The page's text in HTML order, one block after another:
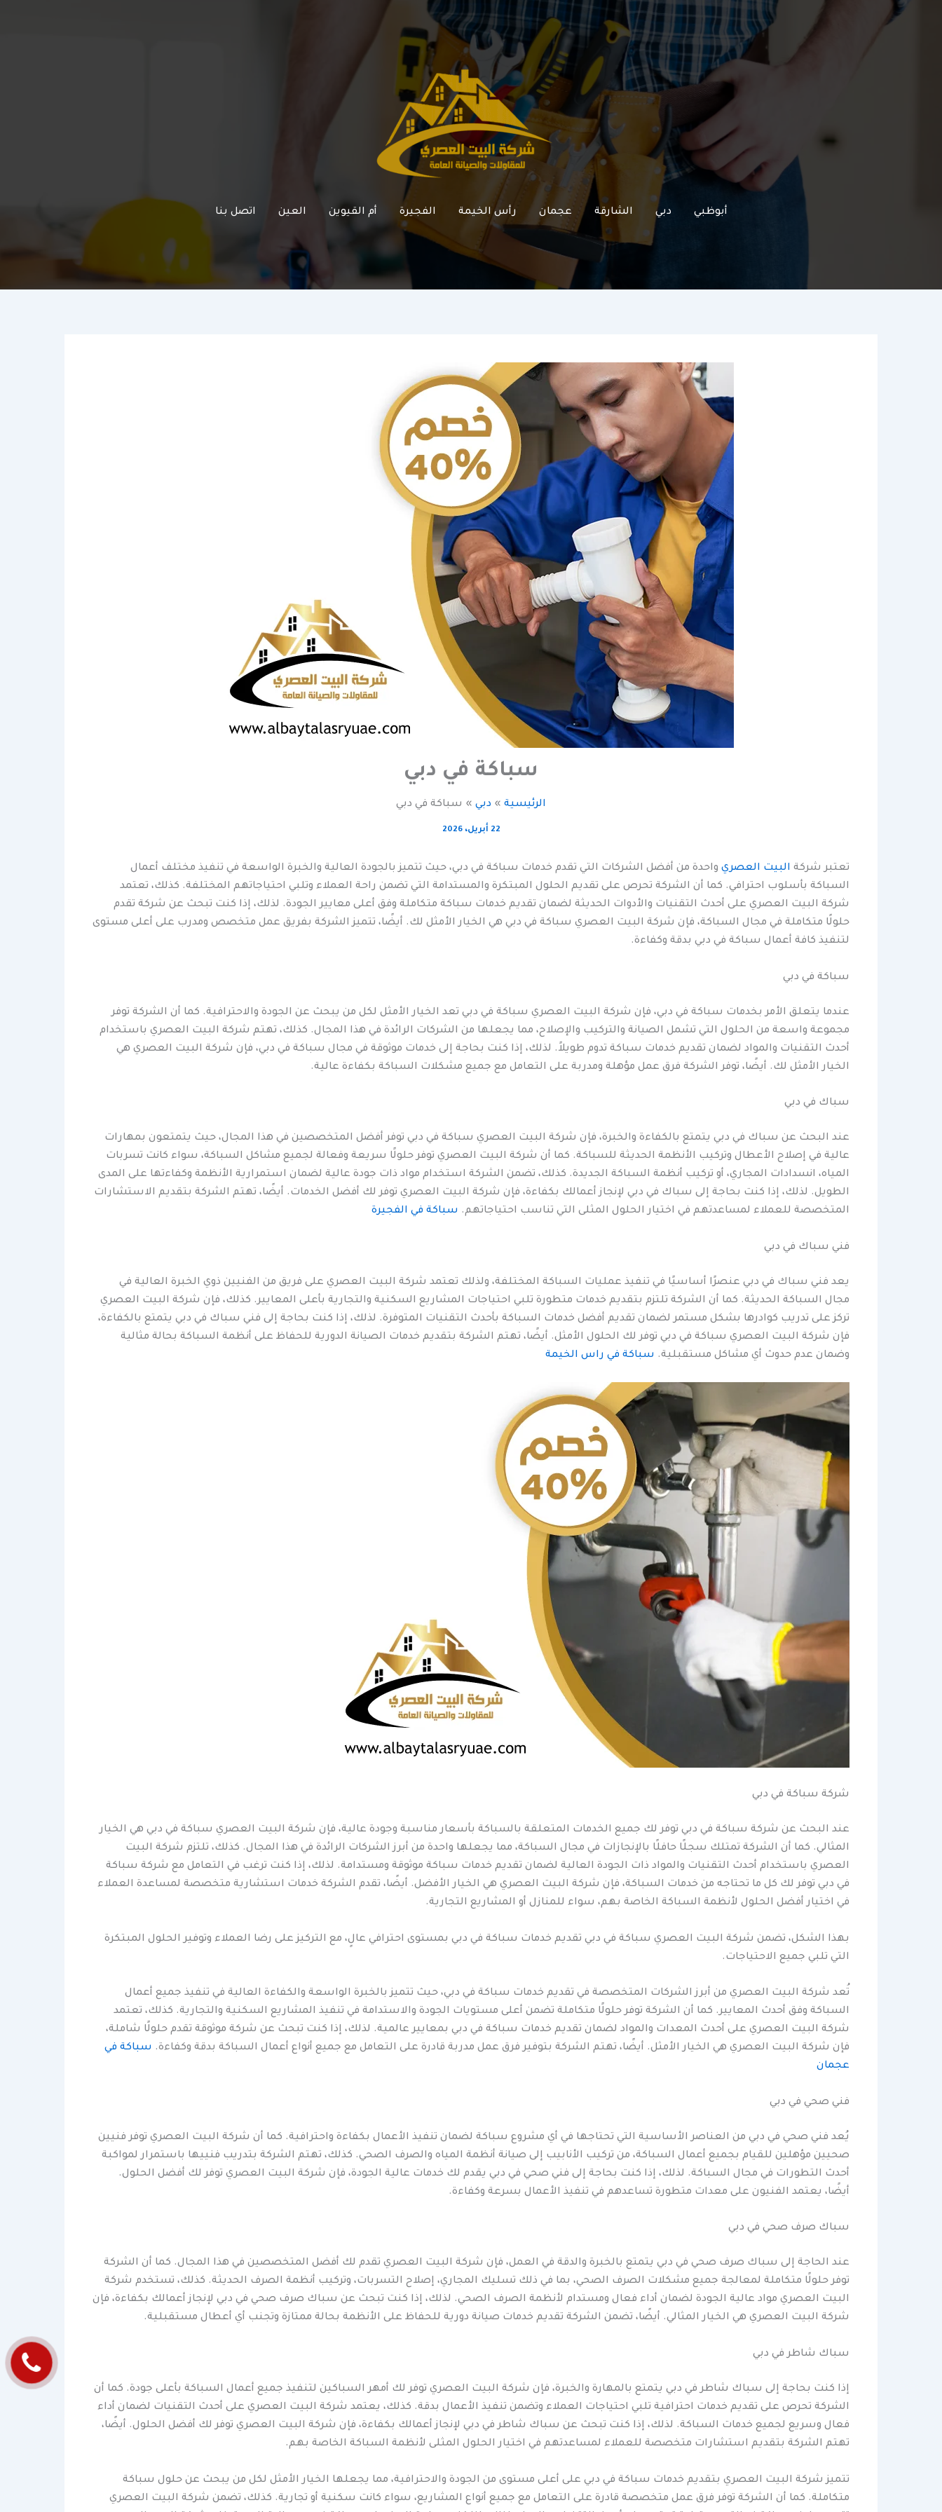
أبوظبي دبي الشارقة عجمان رأس الخيمة الفجيرة أم القيوين العين اتصل بنا
سباكة في دبي
الرئيسية دبي سباكة في دبي
22 أبريل، 2026
تعتبر شركة البيت العصري واحدة من أفضل الشركات التي تقدم خدمات سباكة في دبي، حيث تتميز بالجودة العالية والخبرة الواسعة في تنفيذ مختلف أعمال
السباكة بأسلوب احترافي. كما أن الشركة تحرص على تقديم الحلول المبتكرة والمستدامة التي تضمن راحة العملاء وتلبي احتياجاتهم المختلفة. كذلك، تعتمد
شركة البيت العصري على أحدث التقنيات والأدوات الحديثة لضمان تقديم خدمات سباكة متكاملة وفق أعلى معايير الجودة. لذلك، إذا كنت تبحث عن شركة تقدم
حلولًا متكاملة في مجال السباكة، فإن شركة البيت العصري سباكة في دبي هي الخيار الأمثل لك. أيضًا، تتميز الشركة بفريق عمل متخصص ومدرب على أعلى مستوى
لتنفيذ كافة أعمال سباكة في دبي بدقة وكفاءة.
سباكة في دبي
عندما يتعلق الأمر بخدمات سباكة في دبي، فإن شركة البيت العصري سباكة في دبي تعد الخيار الأمثل لكل من يبحث عن الجودة والاحترافية. كما أن الشركة توفر
مجموعة واسعة من الحلول التي تشمل الصيانة والتركيب والإصلاح، مما يجعلها من الشركات الرائدة في هذا المجال. كذلك، تهتم شركة البيت العصري باستخدام
أحدث التقنيات والمواد لضمان تقديم خدمات سباكة تدوم طويلاً. لذلك، إذا كنت بحاجة إلى خدمات موثوقة في مجال سباكة في دبي، فإن شركة البيت العصري هي
الخيار الأمثل لك. أيضًا، توفر الشركة فرق عمل مؤهلة ومدربة على التعامل مع جميع مشكلات السباكة بكفاءة عالية.
سباك في دبي
عند البحث عن سباك في دبي يتمتع بالكفاءة والخبرة، فإن شركة البيت العصري سباكة في دبي توفر أفضل المتخصصين في هذا المجال، حيث يتمتعون بمهارات
عالية في إصلاح الأعطال وتركيب الأنظمة الحديثة للسباكة. كما أن شركة البيت العصري توفر حلولًا سريعة وفعالة لجميع مشاكل السباكة، سواء كانت تسربات
المياه، انسدادات المجاري، أو تركيب أنظمة السباكة الجديدة. كذلك، تضمن الشركة استخدام مواد ذات جودة عالية لضمان استمرارية الأنظمة وكفاءتها على المدى
الطويل. لذلك، إذا كنت بحاجة إلى سباك في دبي لإنجاز أعمالك بكفاءة، فإن شركة البيت العصري توفر لك أفضل الخدمات. أيضًا، تهتم الشركة بتقديم الاستشارات
المتخصصة للعملاء لمساعدتهم في اختيار الحلول المثلى التي تناسب احتياجاتهم. سباكة في الفجيرة
فني سباك في دبي
يعد فني سباك في دبي عنصرًا أساسيًا في تنفيذ عمليات السباكة المختلفة، ولذلك تعتمد شركة البيت العصري على فريق من الفنيين ذوي الخبرة العالية في
مجال السباكة الحديثة. كما أن الشركة تلتزم بتقديم خدمات متطورة تلبي احتياجات المشاريع السكنية والتجارية بأعلى المعايير. كذلك، فإن شركة البيت العصري
تركز على تدريب كوادرها بشكل مستمر لضمان تقديم أفضل خدمات السباكة بأحدث التقنيات المتوفرة. لذلك، إذا كنت بحاجة إلى فني سباك في دبي يتمتع بالكفاءة،
فإن شركة البيت العصري سباكة في دبي توفر لك الحلول الأمثل. أيضًا، تهتم الشركة بتقديم خدمات الصيانة الدورية للحفاظ على أنظمة السباكة بحالة مثالية
وضمان عدم حدوث أي مشاكل مستقبلية. سباكة في راس الخيمة
شركة سباكة في دبي
عند البحث عن شركة سباكة في دبي توفر لك جميع الخدمات المتعلقة بالسباكة بأسعار مناسبة وجودة عالية، فإن شركة البيت العصري سباكة في دبي هي الخيار
المثالي. كما أن الشركة تمتلك سجلًا حافلًا بالإنجازات في مجال السباكة، مما يجعلها واحدة من أبرز الشركات الرائدة في هذا المجال. كذلك، تلتزم شركة البيت
العصري باستخدام أحدث التقنيات والمواد ذات الجودة العالية لضمان تقديم خدمات سباكة موثوقة ومستدامة. لذلك، إذا كنت ترغب في التعامل مع شركة سباكة
في دبي توفر لك كل ما تحتاجه من خدمات السباكة، فإن شركة البيت العصري هي الخيار الأفضل. أيضًا، تقدم الشركة خدمات استشارية متخصصة لمساعدة العملاء
في اختيار أفضل الحلول لأنظمة السباكة الخاصة بهم، سواء للمنازل أو المشاريع التجارية.
بهذا الشكل، تضمن شركة البيت العصري سباكة في دبي تقديم خدمات سباكة في دبي بمستوى احترافي عالٍ، مع التركيز على رضا العملاء وتوفير الحلول المبتكرة
التي تلبي جميع الاحتياجات.
تُعد شركة البيت العصري من أبرز الشركات المتخصصة في تقديم خدمات سباكة في دبي، حيث تتميز بالخبرة الواسعة والكفاءة العالية في تنفيذ جميع أعمال
السباكة وفق أحدث المعايير. كما أن الشركة توفر حلولًا متكاملة تضمن أعلى مستويات الجودة والاستدامة في تنفيذ المشاريع السكنية والتجارية. كذلك، تعتمد
شركة البيت العصري على أحدث المعدات والمواد لضمان تقديم خدمات سباكة في دبي بمعايير عالمية. لذلك، إذا كنت تبحث عن شركة موثوقة تقدم حلولًا شاملة،
فإن شركة البيت العصري هي الخيار الأمثل. أيضًا، تهتم الشركة بتوفير فرق عمل مدربة قادرة على التعامل مع جميع أنواع أعمال السباكة بدقة وكفاءة. سباكة في
عجمان
فني صحي في دبي
يُعد فني صحي في دبي من العناصر الأساسية التي تحتاجها في أي مشروع سباكة لضمان تنفيذ الأعمال بكفاءة واحترافية. كما أن شركة البيت العصري توفر فنيين
صحيين مؤهلين للقيام بجميع أعمال السباكة، من تركيب الأنابيب إلى صيانة أنظمة المياه والصرف الصحي. كذلك، تهتم الشركة بتدريب فنييها باستمرار لمواكبة
أحدث التطورات في مجال السباكة. لذلك، إذا كنت بحاجة إلى فني صحي في دبي يقدم لك خدمات عالية الجودة، فإن شركة البيت العصري توفر لك أفضل الحلول.
أيضًا، يعتمد الفنيون على معدات متطورة تساعدهم في تنفيذ الأعمال بسرعة وكفاءة.
سباك صرف صحي في دبي
عند الحاجة إلى سباك صرف صحي في دبي يتمتع بالخبرة والدقة في العمل، فإن شركة البيت العصري تقدم لك أفضل المتخصصين في هذا المجال. كما أن الشركة
توفر حلولًا متكاملة لمعالجة جميع مشكلات الصرف الصحي، بما في ذلك تسليك المجاري، إصلاح التسربات، وتركيب أنظمة الصرف الحديثة. كذلك، تستخدم شركة
البيت العصري مواد عالية الجودة لضمان أداء فعال ومستدام لأنظمة الصرف الصحي. لذلك، إذا كنت تبحث عن سباك صرف صحي في دبي لإنجاز أعمالك بكفاءة، فإن
شركة البيت العصري هي الخيار المثالي. أيضًا، تضمن الشركة تقديم خدمات صيانة دورية للحفاظ على الأنظمة بحالة ممتازة وتجنب أي أعطال مستقبلية.
سباك شاطر في دبي
إذا كنت بحاجة إلى سباك شاطر في دبي يتمتع بالمهارة والخبرة، فإن شركة البيت العصري توفر لك أمهر السباكين لتنفيذ جميع أعمال السباكة بأعلى جودة. كما أن
الشركة تحرص على تقديم خدمات احترافية تلبي احتياجات العملاء وتضمن تنفيذ الأعمال بدقة. كذلك، يعتمد شركة البيت العصري على أحدث التقنيات لضمان أداء
فعال وسريع لجميع خدمات السباكة. لذلك، إذا كنت تبحث عن سباك شاطر في دبي لإنجاز أعمالك بكفاءة، فإن شركة البيت العصري توفر لك أفضل الحلول. أيضًا،
تهتم الشركة بتقديم استشارات متخصصة للعملاء لمساعدتهم في اختيار الحلول المثلى لأنظمة السباكة الخاصة بهم.
تتميز شركة البيت العصري بتقديم خدمات سباكة في دبي على أعلى مستوى من الجودة والاحترافية، مما يجعلها الخيار الأمثل لكل من يبحث عن حلول سباكة
متكاملة. كما أن الشركة توفر فرق عمل متخصصة قادرة على التعامل مع جميع أنواع المشاريع، سواء كانت سكنية أو تجارية. كذلك، تضمن شركة البيت العصري